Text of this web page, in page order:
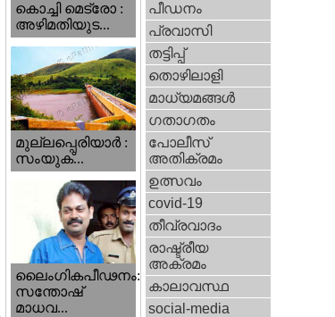
കൊച്ചി മെട്രോ :
അഴിമതിയുട...
മുല്ലപ്പെരിയാര്‍ :
സംയുക്...
ലൈംഗികപീഢനം:
സന്തോഷ്
മാധവ...
പീഡനം
പ്രവാസി
തട്ടിപ്പ്‌
തൊഴിലാളി
മാധ്യമങ്ങള്‍
ഗതാഗതം
പോലീസ്‌
അതിക്രമം
ഉത്സവം
covid-19
തീവ്രവാദം
രാഷ്ട്രീയ
അക്രമം
കാലാവസ്ഥ
social-media